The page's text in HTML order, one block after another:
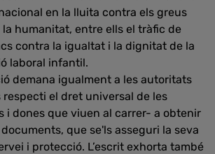
en la lluita contra els greus
humanitat, entre ells el tràfic de
contra la igualtat i la dignitat de la
laboral infantil.
demana igualment a les autoritats
respecti el dret universal de les
i dones que viuen al carrer- a obtenir
que se'ls asseguri la seva
i protecció. L’escrit exhorta també